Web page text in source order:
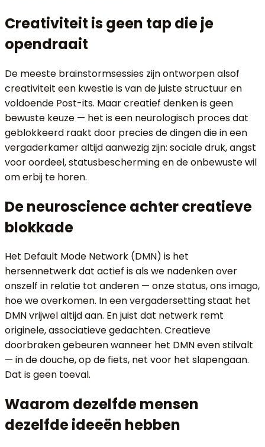
Creativiteit is geen tap die je
opendraait
De meeste brainstormsessies zijn ontworpen alsof
creativiteit een kwestie is van de juiste structuur en
voldoende Post-its. Maar creatief denken is geen
bewuste keuze — het is een neurologisch proces dat
geblokkeerd raakt door precies de dingen die in een
vergaderkamer altijd aanwezig zijn: sociale druk, angst
voor oordeel, statusbescherming en de onbewuste wil
om erbij te horen.
De neuroscience achter creatieve
blokkade
Het Default Mode Network (DMN) is het
hersennetwerk dat actief is als we nadenken over
onszelf in relatie tot anderen — onze status, ons imago,
hoe we overkomen. In een vergadersetting staat het
DMN vrijwel altijd aan. En juist dat netwerk remt
originele, associatieve gedachten. Creatieve
doorbraken gebeuren wanneer het DMN even stilvalt
— in de douche, op de fiets, net voor het slapengaan.
Dat is geen toeval.
Waarom dezelfde mensen
dezelfde ideeën hebben